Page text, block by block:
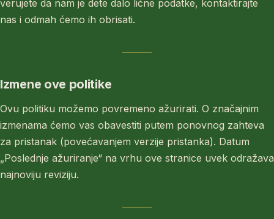
verujete da nam je dete dalo lične podatke, kontaktirajte
nas i odmah ćemo ih obrisati.
Izmene ove politike
Ovu politiku možemo povremeno ažurirati. O značajnim
izmenama ćemo vas obavestiti putem ponovnog zahteva
za pristanak (povećavanjem verzije pristanka). Datum
„Poslednje ažuriranje“ na vrhu ove stranice uvek odražava
najnoviju reviziju.